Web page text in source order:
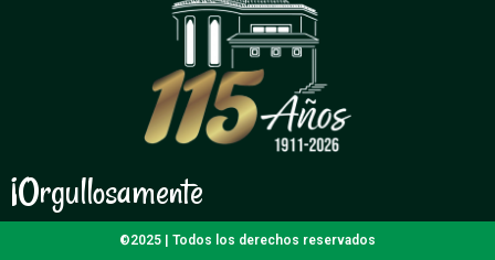
¡Orgullosamente
©2025 | Todos los derechos reservados